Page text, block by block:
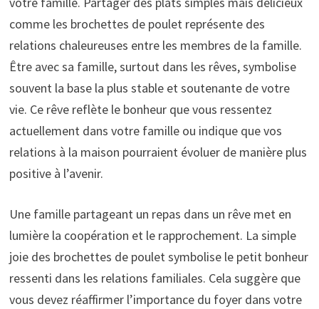
comme les brochettes de poulet représente des
relations chaleureuses entre les membres de la famille.
Être avec sa famille, surtout dans les rêves, symbolise
souvent la base la plus stable et soutenante de votre
vie. Ce rêve reflète le bonheur que vous ressentez
actuellement dans votre famille ou indique que vos
relations à la maison pourraient évoluer de manière plus
positive à l’avenir.
Une famille partageant un repas dans un rêve met en
lumière la coopération et le rapprochement. La simple
joie des brochettes de poulet symbolise le petit bonheur
ressenti dans les relations familiales. Cela suggère que
vous devez réaffirmer l’importance du foyer dans votre